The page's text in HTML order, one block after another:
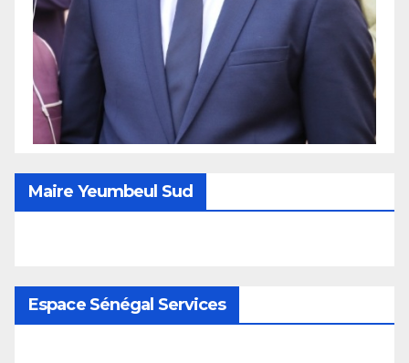
Maire Yeumbeul Sud
Espace Sénégal Services